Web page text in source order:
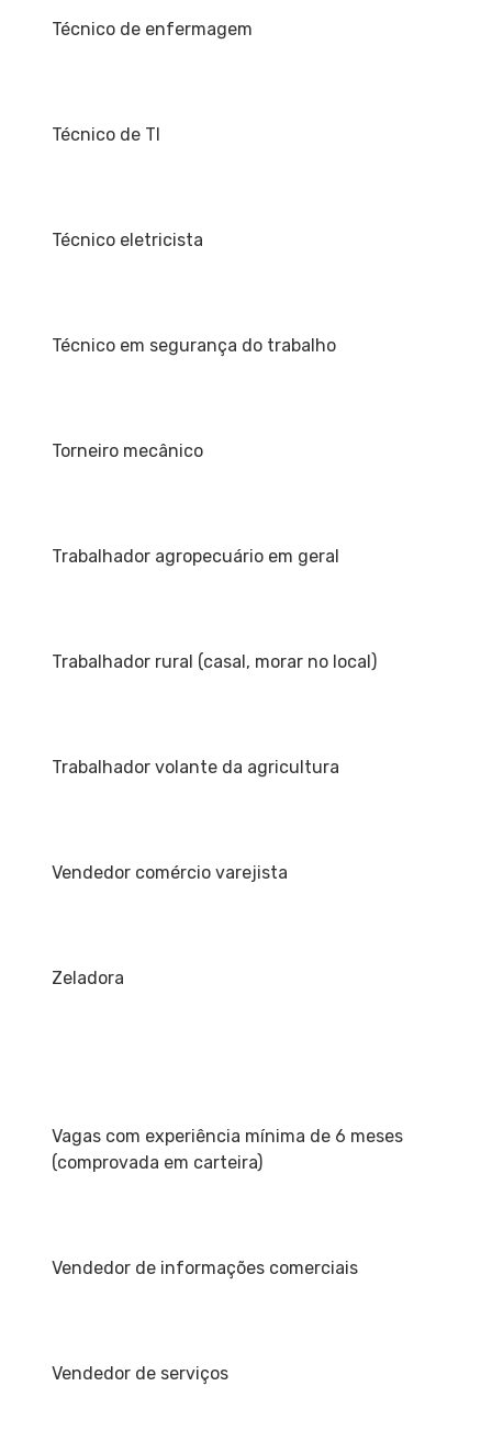
Técnico de enfermagem
Técnico de TI
Técnico eletricista
Técnico em segurança do trabalho
Torneiro mecânico
Trabalhador agropecuário em geral
Trabalhador rural (casal, morar no local)
Trabalhador volante da agricultura
Vendedor comércio varejista
Zeladora
Vagas com experiência mínima de 6 meses
(comprovada em carteira)
Vendedor de informações comerciais
Vendedor de serviços